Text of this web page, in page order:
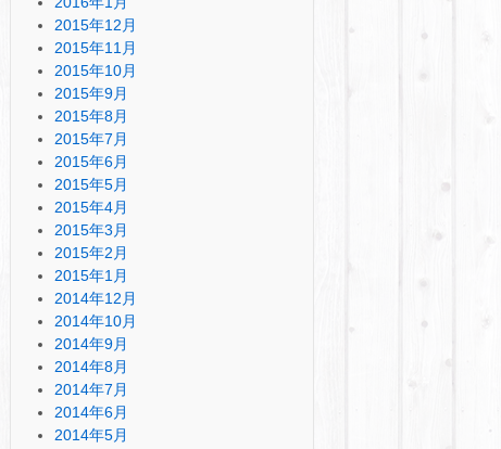
2015年12月
2015年11月
2015年10月
2015年9月
2015年8月
2015年7月
2015年6月
2015年5月
2015年4月
2015年3月
2015年2月
2015年1月
2014年12月
2014年10月
2014年9月
2014年8月
2014年7月
2014年6月
2014年5月